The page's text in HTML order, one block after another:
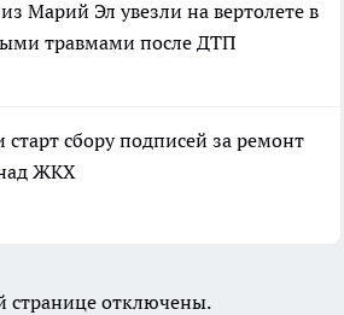
Марий Эл увезли на вертолете в
травмами после ДТП
сбору подписей за ремонт
ЖКХ
странице отключены.